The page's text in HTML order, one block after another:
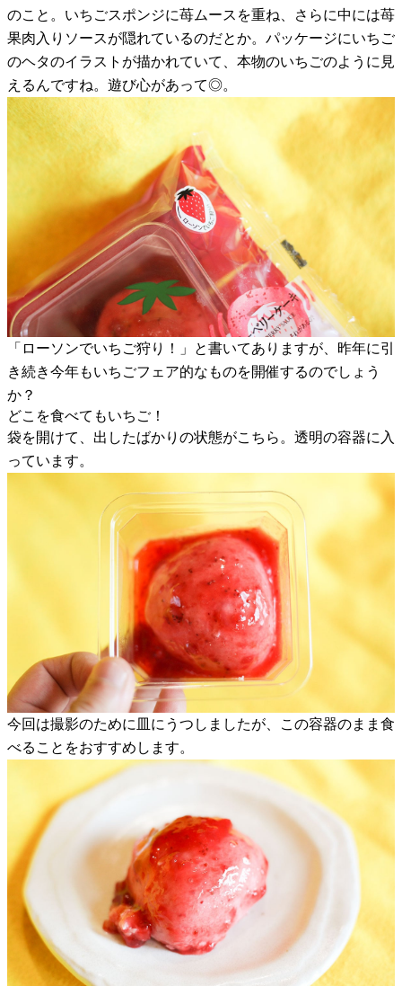
のこと。いちごスポンジに苺ムースを重ね、さらに中には苺
果肉入りソースが隠れているのだとか。パッケージにいちご
のヘタのイラストが描かれていて、本物のいちごのように見
えるんですね。遊び心があって◎。
「ローソンでいちご狩り！」と書いてありますが、昨年に引
き続き今年もいちごフェア的なものを開催するのでしょう
か？
どこを食べてもいちご！
袋を開けて、出したばかりの状態がこちら。透明の容器に入
っています。
今回は撮影のために皿にうつしましたが、この容器のまま食
べることをおすすめします。